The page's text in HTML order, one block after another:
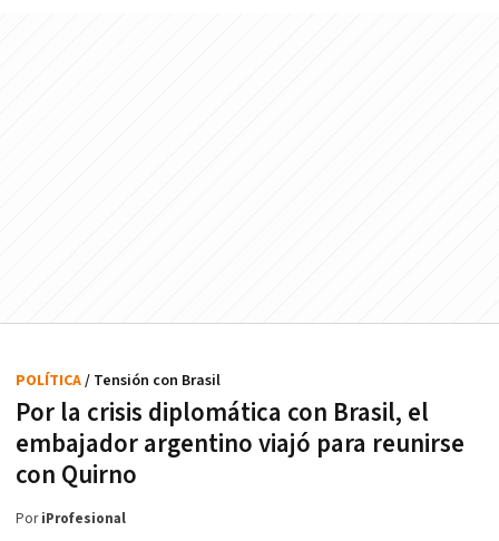
Por la crisis diplomática con Brasil, el
embajador argentino viajó para reunirse
con Quirno
POLÍTICA/ Tensión con Brasil
PoriProfesional